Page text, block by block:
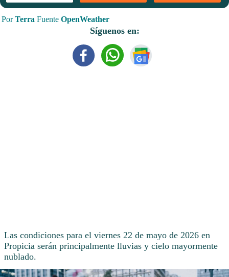
PorTerra Fuente OpenWeather
Síguenos en:
Las condiciones para el viernes 22 de mayo de 2026 en
Propicia serán principalmente lluvias y cielo mayormente
nublado.